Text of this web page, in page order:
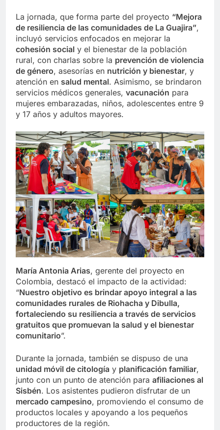
La jornada, que forma parte del proyecto “Mejora
de resiliencia de las comunidades de La Guajira”,
incluyó servicios enfocados en mejorar la
cohesión social y el bienestar de la población
rural, con charlas sobre la prevención de violencia
de género, asesorías en nutrición y bienestar, y
atención en salud mental. Asimismo, se brindaron
servicios médicos generales, vacunación para
mujeres embarazadas, niños, adolescentes entre 9
y 17 años y adultos mayores.
María Antonia Arias, gerente del proyecto en
Colombia, destacó el impacto de la actividad:
“Nuestro objetivo es brindar apoyo integral a las
comunidades rurales de Riohacha y Dibulla,
fortaleciendo su resiliencia a través de servicios
gratuitos que promuevan la salud y el bienestar
comunitario”.
Durante la jornada, también se dispuso de una
unidad móvil de citología y planificación familiar,
junto con un punto de atención para afiliaciones al
Sisbén. Los asistentes pudieron disfrutar de un
mercado campesino, promoviendo el consumo de
productos locales y apoyando a los pequeños
productores de la región.